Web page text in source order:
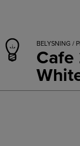
BELYSNING /
Cafe